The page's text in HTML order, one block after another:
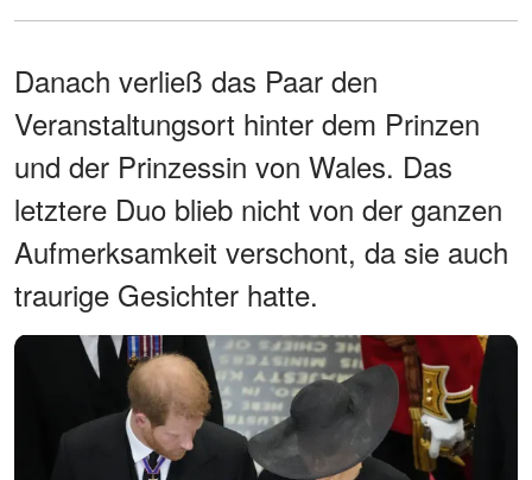
Danach verließ das Paar den
Veranstaltungsort hinter dem Prinzen
und der Prinzessin von Wales. Das
letztere Duo blieb nicht von der ganzen
Aufmerksamkeit verschont, da sie auch
traurige Gesichter hatte.